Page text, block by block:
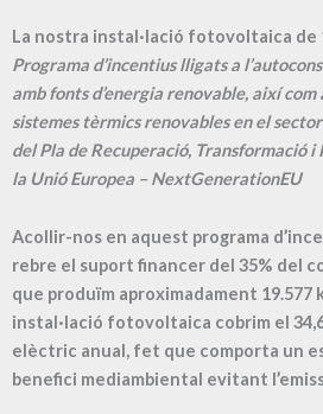
La nostra instal·lació fotovoltaica de
Programa d’incentius lligats a
amb fonts d’energia renovable, així
sistemes tèrmics renovables en el
del Pla de Recuperació, Transformació
la Unió Europea – NextGenerationEU
Acollir-nos en aquest programa
rebre el suport financer del 35% del
que produïm aproximadament 19.577
instal·lació fotovoltaica cobrim el
elèctric anual, fet que comporta un
benefici mediambiental evitant